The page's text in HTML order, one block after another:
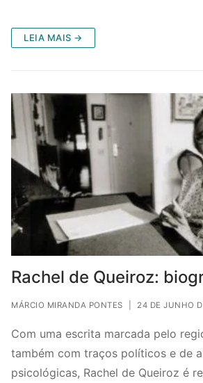
LEIA MAIS →
Rachel de Queiroz:
MÁRCIO MIRANDA PONTES 24 DE JUNHO
Com uma escrita marcada pelo
também com traços políticos e de
psicológicas, Rachel de Queiroz é